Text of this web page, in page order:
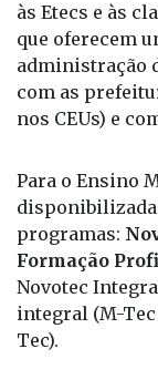
às Etecs e às
que oferecem
administração
com as
nos CEUs) e
Para o Ensino
programas:
Formação
Novotec
integral (M-
Tec).